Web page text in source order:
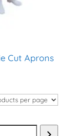
Cut Aprons